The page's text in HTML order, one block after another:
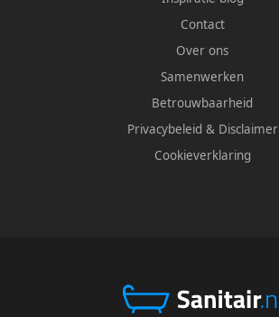
Contact
Over ons
Samenwerken
Betrouwbaarheid
Privacybeleid & Disclaimer
Cookieverklaring